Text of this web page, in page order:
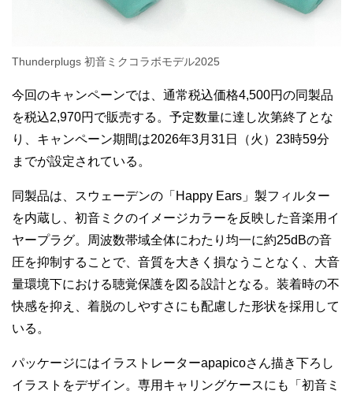
Thunderplugs 初音ミクコラボモデル2025
今回のキャンペーンでは、通常税込価格4,500円の同製品
を税込2,970円で販売する。予定数量に達し次第終了とな
り、キャンペーン期間は2026年3月31日（火）23時59分
までが設定されている。
同製品は、スウェーデンの「Happy Ears」製フィルター
を内蔵し、初音ミクのイメージカラーを反映した音楽用イ
ヤープラグ。周波数帯域全体にわたり均一に約25dBの音
圧を抑制することで、音質を大きく損なうことなく、大音
量環境下における聴覚保護を図る設計となる。装着時の不
快感を抑え、着脱のしやすさにも配慮した形状を採用して
いる。
パッケージにはイラストレーターapapicoさん描き下ろし
イラストをデザイン。専用キャリングケースにも「初音ミ